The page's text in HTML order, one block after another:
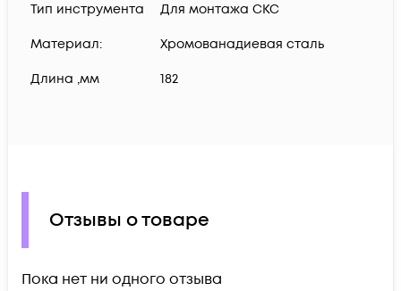
Тип инструмента
Для монтажа СКС
Материал: Хромованадиевая сталь
Длина ,мм 182
Отзывы о товаре
Пока нет ни одного отзыва